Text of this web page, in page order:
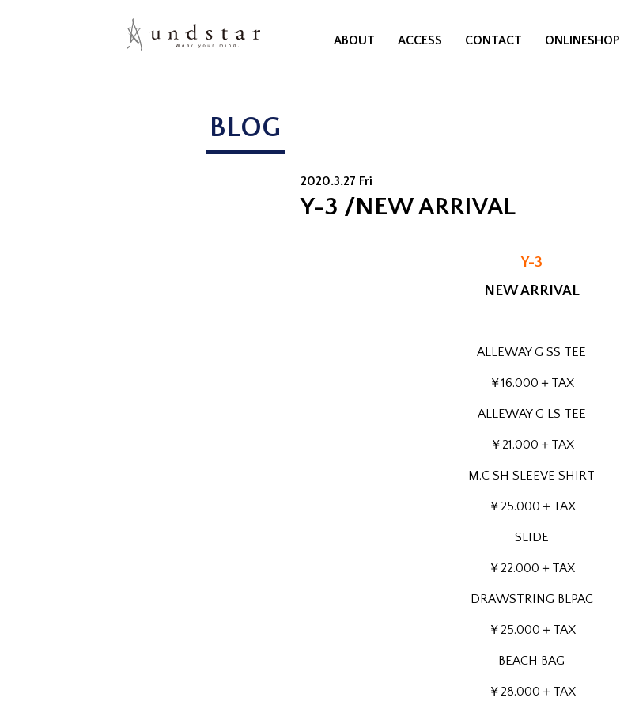
ABOUT ACCESS CONTACT ONLINESHOP
BLOG
2020.3.27 Fri
Y-3 /NEW ARRIVAL
Y-3
NEW ARRIVAL
ALLEWAY G SS TEE
￥16.000＋TAX
ALLEWAY G LS TEE
￥21.000＋TAX
M.C SH SLEEVE SHIRT
￥25.000＋TAX
SLIDE
￥22.000＋TAX
DRAWSTRING BLPAC
￥25.000＋TAX
BEACH BAG
￥28.000＋TAX